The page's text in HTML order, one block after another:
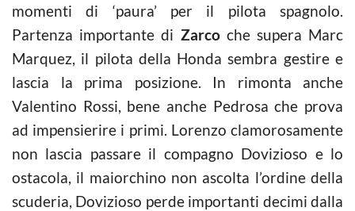
momenti di ‘paura’ per il pilota spagnolo.
Partenza importante di Zarcoche supera Marc
Marquez, il pilota della Honda sembra gestire e
lascia la prima posizione. In rimonta anche
Valentino Rossi, bene anche Pedrosa che prova
ad impensierire i primi. Lorenzo clamorosamente
non lascia passare il compagno Dovizioso e lo
ostacola, il maiorchino non ascolta l’ordine della
scuderia, Dovizioso perde importanti decimi dalla